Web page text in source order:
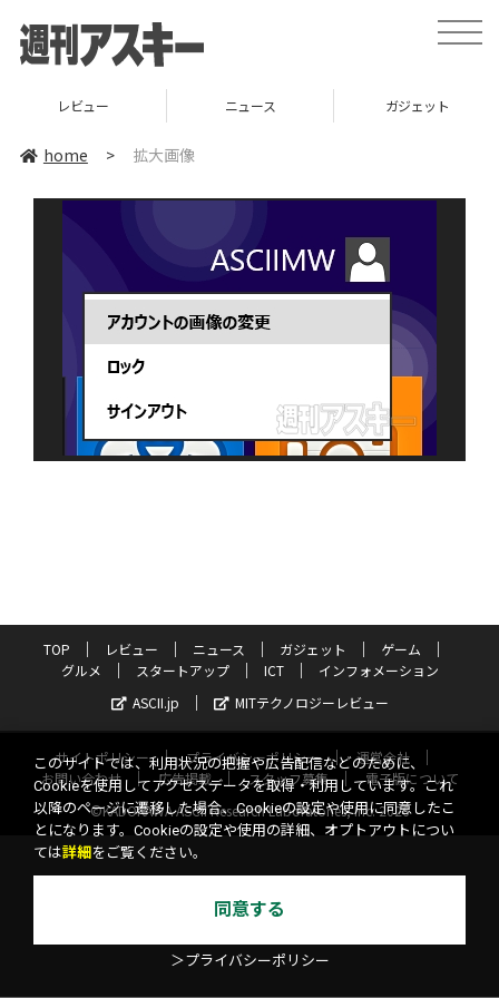
toggle
レビュー ニュース ガジェット
home > 拡大画像
TOP レビュー ニュース ガジェット
ゲーム
グルメ
スタートアップ ICT
インフォメーション
ASCII.jp
MITテクノロジーレビュー
サイトポリシー プライバシーポリシー
運営会社
お問い合わせ
広告掲載 スタッフ募集
電子版について
©KADOKAWA ASCII Research Laboratories, Inc. 2026
このサイトでは、利用状況の把握や広告配信などのために、
Cookieを使用してアクセスデータを取得・利用しています。これ
以降のページに遷移した場合、Cookieの設定や使用に同意したこ
とになります。Cookieの設定や使用の詳細、オプトアウトについ
ては詳細 をご覧ください。
同意する
＞プライバシーポリシー